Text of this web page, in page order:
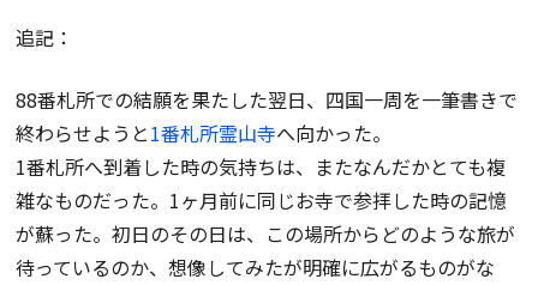
追記：
88番札所での結願を果たした翌日、四国一周を一筆書きで
終わらせようと1番札所霊山寺へ向かった。
1番札所へ到着した時の気持ちは、またなんだかとても複
雑なものだった。1ヶ月前に同じお寺で参拝した時の記憶
が蘇った。初日のその日は、この場所からどのような旅が
待っているのか、想像してみたが明確に広がるものがな